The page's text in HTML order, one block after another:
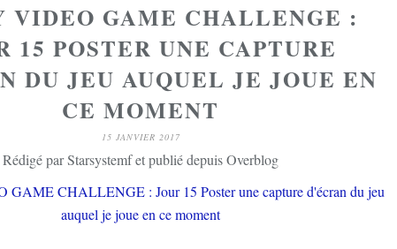
VIDEO GAME CHALLENGE :
15 POSTER UNE CAPTURE
DU JEU AUQUEL JE JOUE EN
CE MOMENT
15 JANVIER 2017
Rédigé par Starsystemf et publié depuis Overblog